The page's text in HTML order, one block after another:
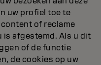
uw profiel toe te
of reclame
is afgestemd. Als u dit
of de functie
de cookies op uw